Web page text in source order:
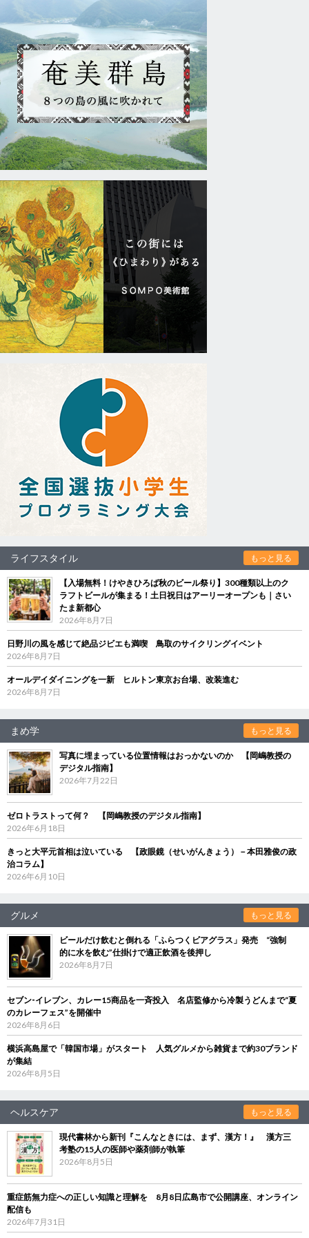
ライフスタイル もっと見る
【入場無料！けやきひろば秋のビール祭り】300種類以上のク
ラフトビールが集まる！土日祝日はアーリーオープンも｜さい
たま新都心
2026年8月7日
日野川の風を感じて絶品ジビエも満喫 鳥取のサイクリングイベント
2026年8月7日
オールデイダイニングを一新 ヒルトン東京お台場、改装進む
2026年8月7日
まめ学 もっと見る
写真に埋まっている位置情報はおっかないのか 【岡嶋教授の
デジタル指南】
2026年7月22日
ゼロトラストって何？ 【岡嶋教授のデジタル指南】
2026年6月18日
きっと大平元首相は泣いている 【政眼鏡（せいがんきょう）－本田雅俊の政
治コラム】
2026年6月10日
グルメ もっと見る
ビールだけ飲むと倒れる「ふらつくビアグラス」発売 “強制
的に水を飲む”仕掛けで適正飲酒を後押し
2026年8月7日
セブン‐イレブン、カレー15商品を一斉投入 名店監修から冷製うどんまで“夏
のカレーフェス”を開催中
2026年8月6日
横浜高島屋で「韓国市場」がスタート 人気グルメから雑貨まで約30ブランド
が集結
2026年8月5日
ヘルスケア もっと見る
現代書林から新刊『こんなときには、まず、漢方！』 漢方三
考塾の15人の医師や薬剤師が執筆
2026年8月5日
重症筋無力症への正しい知識と理解を 8月8日広島市で公開講座、オンライン
配信も
2026年7月31日